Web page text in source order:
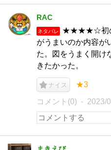
RAC
ネタバレ
★★★★☆初の
がうまいのか内容が
た。図をうまく開け
きたかった。
ナイス ★3
コメント(0) 2023/